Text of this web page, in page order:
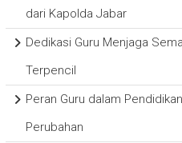
dari Kapolda Jabar
Dedikasi Guru Menjaga
Terpencil
Peran Guru dalam
Perubahan